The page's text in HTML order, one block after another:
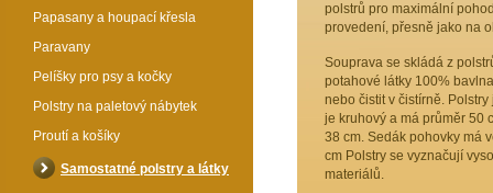
polstrů pro maximální
provedení, přesně jako na
Souprava se skládá z
potahové látky 100%
nebo čistit v čistírně.
je kruhový a má průměr 50
38 cm. Sedák pohovky má
cm Polstry se vyznačují
materiálů.
Papasany a houpací křesla
Paravany
Pelíšky pro psy a kočky
Polstry na paletový nábytek
Proutí a košíky
Samostatné polstry a látky